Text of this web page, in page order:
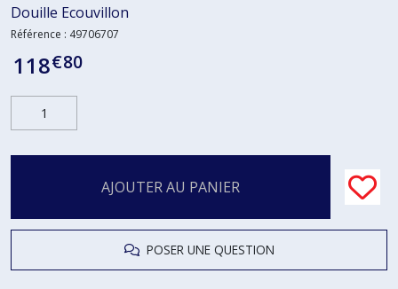
Douille Ecouvillon
Référence : 49706707
118€80
AJOUTER AU PANIER
POSER UNE QUESTION